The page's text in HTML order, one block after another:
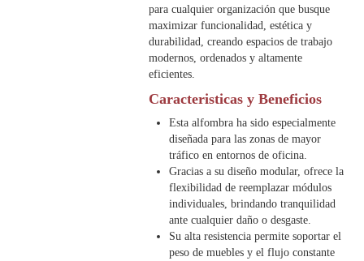
para cualquier organización que busque
maximizar funcionalidad, estética y
durabilidad, creando espacios de trabajo
modernos, ordenados y altamente
eficientes.
Caracteristicas y Beneficios
Esta alfombra ha sido especialmente
diseñada para las zonas de mayor
tráfico en entornos de oficina.
Gracias a su diseño modular, ofrece la
flexibilidad de reemplazar módulos
individuales, brindando tranquilidad
ante cualquier daño o desgaste.
Su alta resistencia permite soportar el
peso de muebles y el flujo constante